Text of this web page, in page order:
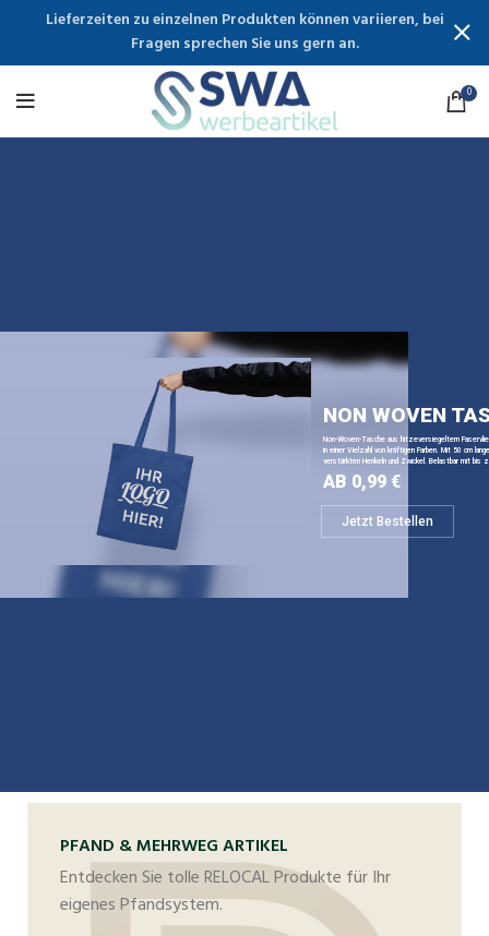
0
NON WOVEN
Non-Woven-Tasche aus hitzeversiegeltem
in einer Vielzahl von kräftigen Farben. Mit 50 cm
verstärkten Henkeln und Zwickel. Belastbar mit bis
Jetzt Bestellen
AB 0,99 €
PFAND & MEHRWEG ARTIKEL
Entdecken Sie tolle RELOCAL Produkte für Ihr
eigenes Pfandsystem.
Lieferzeiten zu einzelnen Produkten können variieren, bei
Fragen sprechen Sie uns gern an.